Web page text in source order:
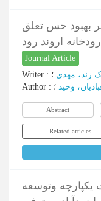
بهبود حس تعلق
اروند رود
Journal Article
Writer : زند، مهدی
Author : وحید ؛
Abstract
Related articles
یکپارچه وتوسعه